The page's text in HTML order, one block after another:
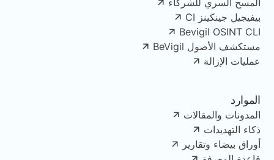
بيفيجيل جينكينز CI
Bevigil OSINT CLI
مستكشف الأصول BeVigil
عمليات الإزالة
الموارد
المدونات والمقالات
ذكاء التهديدات
أوراق بيضاء وتقارير